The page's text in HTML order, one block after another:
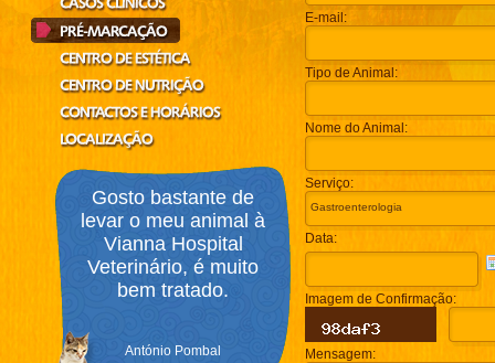
Gosto bastante de
levar o meu animal à
Vianna Hospital
Veterinário, é muito
bem tratado.
António Pombal
E-mail:
Tipo de Animal:
Nome do Animal:
Serviço:
Data:
Imagem de Confirmação:
Mensagem: